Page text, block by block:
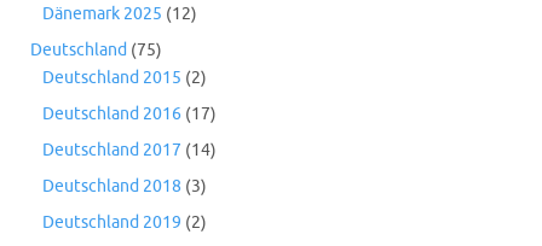
Dänemark 2025 (12)
Deutschland (75)
Deutschland 2015 (2)
Deutschland 2016 (17)
Deutschland 2017 (14)
Deutschland 2018 (3)
Deutschland 2019 (2)